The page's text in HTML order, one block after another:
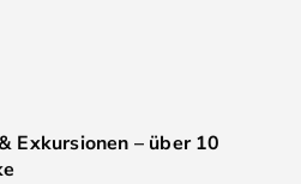
Exkursionen – über 10